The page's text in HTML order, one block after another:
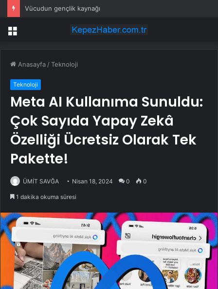
Vücudun gençlik kaynağı
Menü
Anasayfa /Teknoloji
Teknoloji
Meta AI Kullanıma Sunuldu:
Çok Sayıda Yapay Zekâ
Özelliği Ücretsiz Olarak Tek
Pakette!
ÜMİT SAVĞA Nisan 18, 2024 0 0
1 dakika okuma süresi